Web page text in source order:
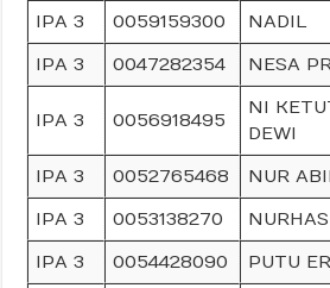
IPA 3
0059159300
NADIL
IPA 3
0047282354 NESA
IPA 3 0056918495
NI
DEWI
IPA 3
0052765468
NUR
IPA 3
0053138270
IPA 3
0054428090
PUTU